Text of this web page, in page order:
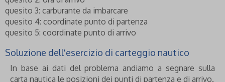
quesito 3: carburante da imbarcare
quesito 4: coordinate punto di partenza
quesito 5: coordinate punto di arrivo
Soluzione dell'esercizio di carteggio nautico
In base ai dati del problema andiamo a segnare sulla
carta nautica le posizioni dei punti di partenza e di arrivo.